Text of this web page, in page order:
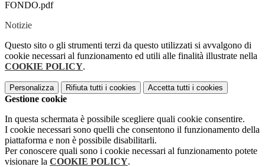
FONDO.pdf
Notizie
Questo sito o gli strumenti terzi da questo utilizzati si avvalgono di
cookie necessari al funzionamento ed utili alle finalità illustrate nella
COOKIE POLICY.
Personalizza Rifiuta tutti i cookies Accetta tutti i cookies
Gestione cookie
In questa schermata è possibile scegliere quali cookie consentire.
I cookie necessari sono quelli che consentono il funzionamento della
piattaforma e non è possibile disabilitarli.
Per conoscere quali sono i cookie necessari al funzionamento potete
visionare la COOKIE POLICY.